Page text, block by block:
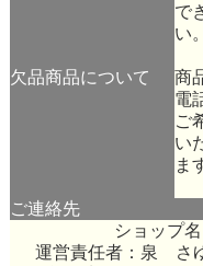
で
い。
欠品商品について
商
電
ご
い
ま
ご連絡先
ショップ
運営責任者：泉 さ